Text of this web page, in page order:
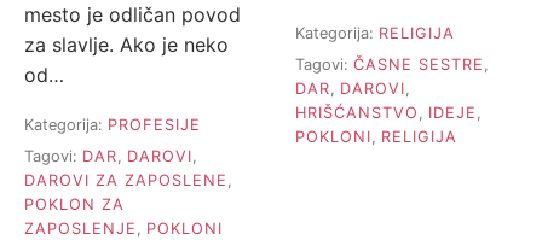
mesto je odličan povod
za slavlje. Ako je neko
od…
Kategorija: PROFESIJE
Tagovi: DAR, DAROVI,
DAROVI ZA ZAPOSLENE ,
POKLON ZA
ZAPOSLENJE , POKLONI
Kategorija: RELIGIJA
Tagovi: ČASNE SESTRE ,
DAR, DAROVI,
HRIŠĆANSTVO , IDEJE ,
POKLONI, RELIGIJA